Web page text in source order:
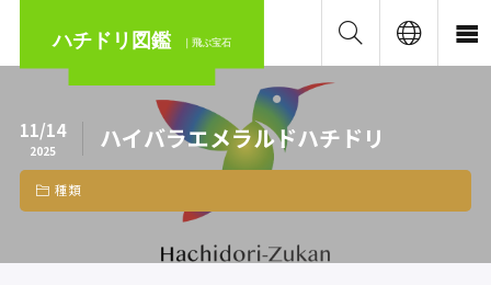
ハチドリ図鑑 ｜飛ぶ宝石
11/14
2025 ハイバラエメラルドハチドリ
種類